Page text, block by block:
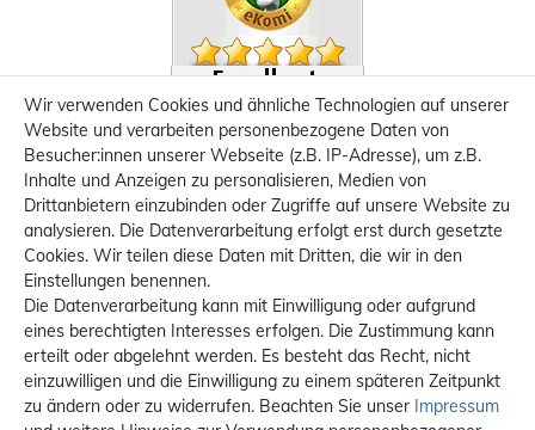
Wir verwenden Cookies und ähnliche Technologien auf unserer
Website und verarbeiten personenbezogene Daten von
Besucher:innen unserer Webseite (z.B. IP-Adresse), um z.B.
Inhalte und Anzeigen zu personalisieren, Medien von
Drittanbietern einzubinden oder Zugriffe auf unsere Website zu
analysieren. Die Datenverarbeitung erfolgt erst durch gesetzte
Cookies. Wir teilen diese Daten mit Dritten, die wir in den
Einstellungen benennen.
Die Datenverarbeitung kann mit Einwilligung oder aufgrund
eines berechtigten Interesses erfolgen. Die Zustimmung kann
erteilt oder abgelehnt werden. Es besteht das Recht, nicht
einzuwilligen und die Einwilligung zu einem späteren Zeitpunkt
zu ändern oder zu widerrufen. Beachten Sie unser Impressum